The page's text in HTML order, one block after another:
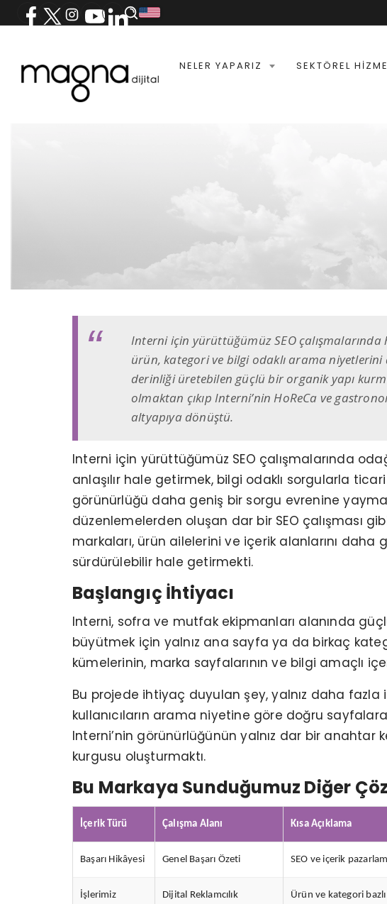
NELER YAPARIZ SEKTÖREL
Interni için yürüttüğümüz SEO
ürün, kategori ve bilgi odaklı arama
derinliği üretebilen güçlü bir organik yapı
olmaktan çıkıp Interni’nin HoReCa ve
altyapıya dönüştü.
Interni için yürüttüğümüz SEO çalışmalarında
anlaşılır hale getirmek, bilgi odaklı sorgularla
görünürlüğü daha geniş bir sorgu evrenine
düzenlemelerden oluşan dar bir SEO çalışması
markaları, ürün ailelerini ve içerik alanlarını
sürdürülebilir hale getirmekti.
Başlangıç İhtiyacı
Interni, sofra ve mutfak ekipmanları alanında
büyütmek için yalnız ana sayfa ya da birkaç
kümelerinin, marka sayfalarının ve bilgi amaçlı
Bu projede ihtiyaç duyulan şey, yalnız daha
kullanıcıların arama niyetine göre doğru
Interni’nin görünürlüğünün yalnız dar bir anahtar
kurgusu oluşturmaktı.
Bu Markaya Sunduğumuz Diğer
İçerik Türü Çalışma Alanı Kısa Açıklama
Başarı Hikâyesi Genel Başarı Özeti SEO ve içerik
İşlerimiz Dijital Reklamcılık Ürün ve kategori